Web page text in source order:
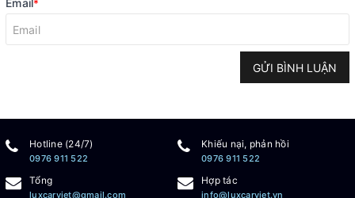
Email*
GỬI BÌNH LUẬN
Hotline (24/7)
0976 911 522
Khiếu nại, phản hồi
0976 911 522
Tổng
luxcarviet@gmail.com
Hợp tác
info@luxcarviet.vn